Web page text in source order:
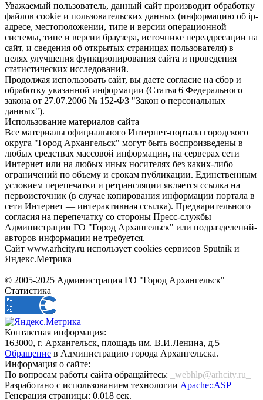
Уважаемый пользователь, данный сайт производит обработку
файлов cookie и пользовательских данных (информацию об ip-
адресе, местоположении, типе и версии операционной
системы, типе и версии браузера, источнике переадресации на
сайт, и сведения об открытых страницах пользователя) в
целях улучшения функционирования сайта и проведения
статистических исследований.
Продолжая использовать сайт, вы даете согласие на сбор и
обработку указанной информации (Статья 6 Федерального
закона от 27.07.2006 № 152-ФЗ "Закон о персональных
данных").
Использование материалов сайта
Все материалы официального Интернет-портала городского
округа "Город Архангельск" могут быть воспроизведены в
любых средствах массовой информации, на серверах сети
Интернет или на любых иных носителях без каких-либо
ограничений по объему и срокам публикации. Единственным
условием перепечатки и ретрансляции является ссылка на
первоисточник (в случае копирования информации портала в
сети Интернет — интерактивная ссылка). Предварительного
согласия на перепечатку со стороны Пресс-службы
Администрации ГО "Город Архангельск" или подразделений-
авторов информации не требуется.
Сайт www.arhcity.ru использует cookies сервисов Sputnik и
Яндекс.Метрика
© 2005-2025 Администрация ГО "Город Архангельск"
Статистика
Контактная информация:
163000, г. Архангельск, площадь им. В.И.Ленина, д.5
Обращение в Администрацию города Архангельска.
Информация о сайте:
По вопросам работы сайта обращайтесь:
_webhlp@arhcity.ru_
Разработано с использованием технологии Apache::ASP
Генерация страницы: 0.018 сек.